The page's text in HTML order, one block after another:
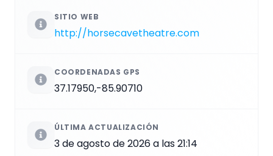
SITIO WEB
http://horsecavetheatre.com
COORDENADAS GPS
37.17950,-85.90710
ÚLTIMA ACTUALIZACIÓN
3 de agosto de 2026 a las 21:14